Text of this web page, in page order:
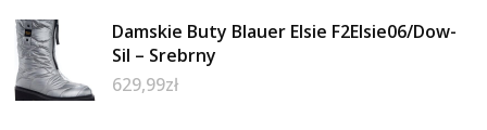
Damskie Buty Blauer Elsie F2Elsie06/Dow-
Sil – Srebrny
629,99zł